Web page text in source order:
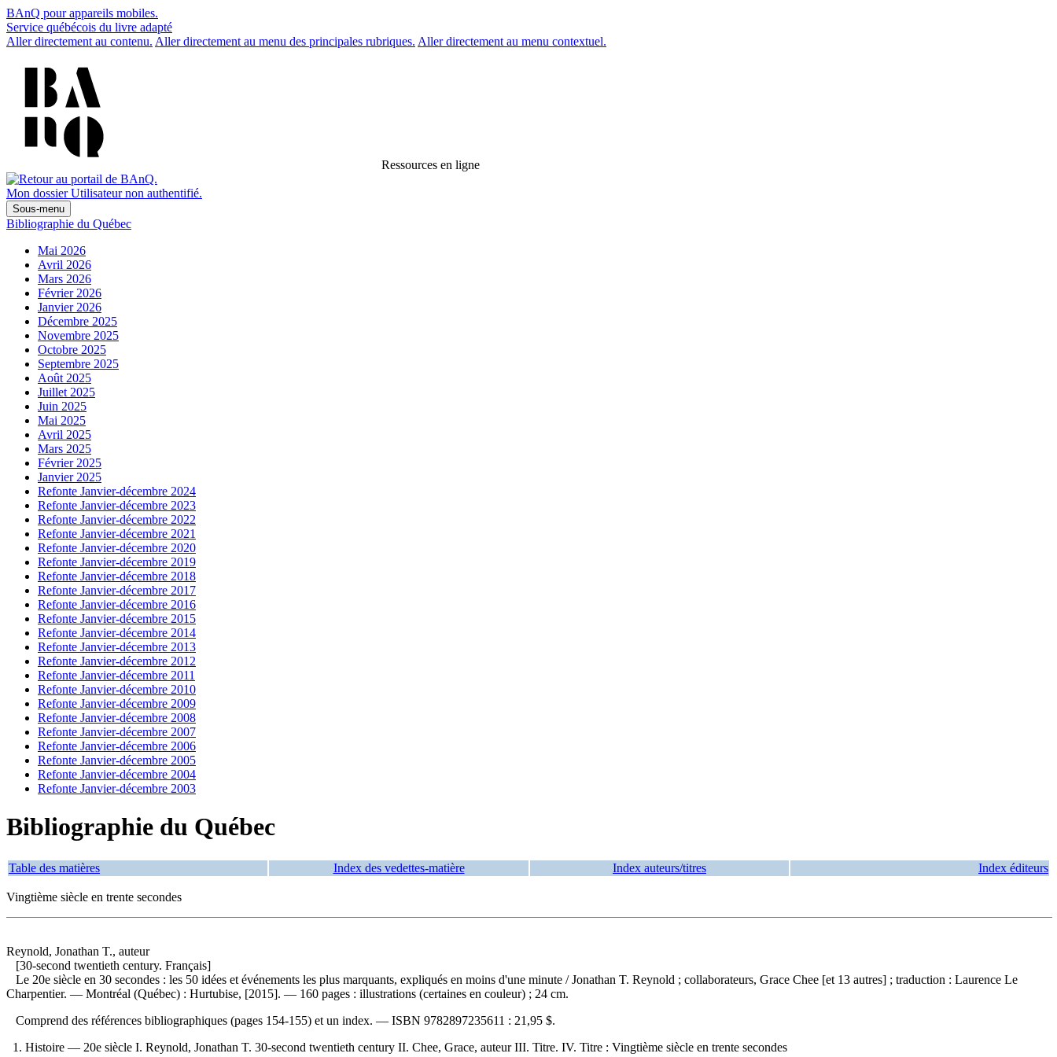
BAnQ pour appareils mobiles.
Service québécois du livre adapté
Aller directement au contenu. Aller directement au menu des principales rubriques. Aller directement au menu contextuel.
Ressources en ligne
Mon dossier Utilisateur non authentifié.
Sous-menu
Bibliographie du Québec
Mai 2026
Avril 2026
Mars 2026
Février 2026
Janvier 2026
Décembre 2025
Novembre 2025
Octobre 2025
Septembre 2025
Août 2025
Juillet 2025
Juin 2025
Mai 2025
Avril 2025
Mars 2025
Février 2025
Janvier 2025
Refonte Janvier-décembre 2024
Refonte Janvier-décembre 2023
Refonte Janvier-décembre 2022
Refonte Janvier-décembre 2021
Refonte Janvier-décembre 2020
Refonte Janvier-décembre 2019
Refonte Janvier-décembre 2018
Refonte Janvier-décembre 2017
Refonte Janvier-décembre 2016
Refonte Janvier-décembre 2015
Refonte Janvier-décembre 2014
Refonte Janvier-décembre 2013
Refonte Janvier-décembre 2012
Refonte Janvier-décembre 2011
Refonte Janvier-décembre 2010
Refonte Janvier-décembre 2009
Refonte Janvier-décembre 2008
Refonte Janvier-décembre 2007
Refonte Janvier-décembre 2006
Refonte Janvier-décembre 2005
Refonte Janvier-décembre 2004
Refonte Janvier-décembre 2003
Bibliographie du Québec
Table des matières Index des vedettes-matière Index auteurs/titres Index éditeurs
Vingtième siècle en trente secondes
Reynold, Jonathan T., auteur
[30-second twentieth century. Français]
Le 20e siècle en 30 secondes : les 50 idées et événements les plus marquants, expliqués en moins d'une minute / Jonathan T. Reynold ; collaborateurs, Grace Chee [et 13 autres] ; traduction : Laurence Le
Charpentier. — Montréal (Québec) : Hurtubise, [2015]. — 160 pages : illustrations (certaines en couleur) ; 24 cm.
Comprend des références bibliographiques (pages 154-155) et un index. — ISBN 9782897235611 : 21,95 $.
1. Histoire — 20e siècle I. Reynold, Jonathan T. 30-second twentieth century II. Chee, Grace, auteur III. Titre. IV. Titre : Vingtième siècle en trente secondes